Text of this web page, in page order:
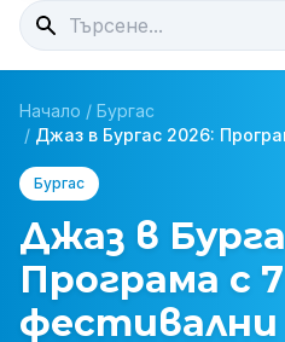
Начало / Бургас
/ Джаз в Бургас 2026:
Бургас
Джаз в
Програма с 7
фестивални